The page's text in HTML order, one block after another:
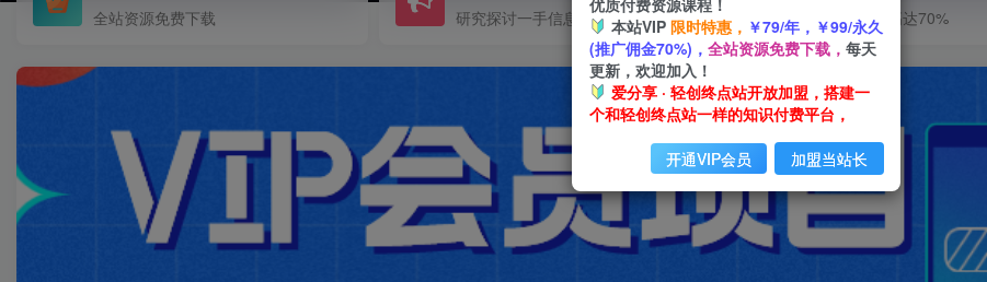
全站资源免费下载 研究探讨一手信息差 推广返佣高达70%
本站VIP 限时特惠， ￥79/年，￥99/永久
(推广佣金70%)， 全站资源免费下载， 每天
更新，欢迎加入！
爱分享 · 轻创终点站开放加盟，搭建一
个和轻创终点站一样的知识付费平台，
开通VIP会员 加盟当站长